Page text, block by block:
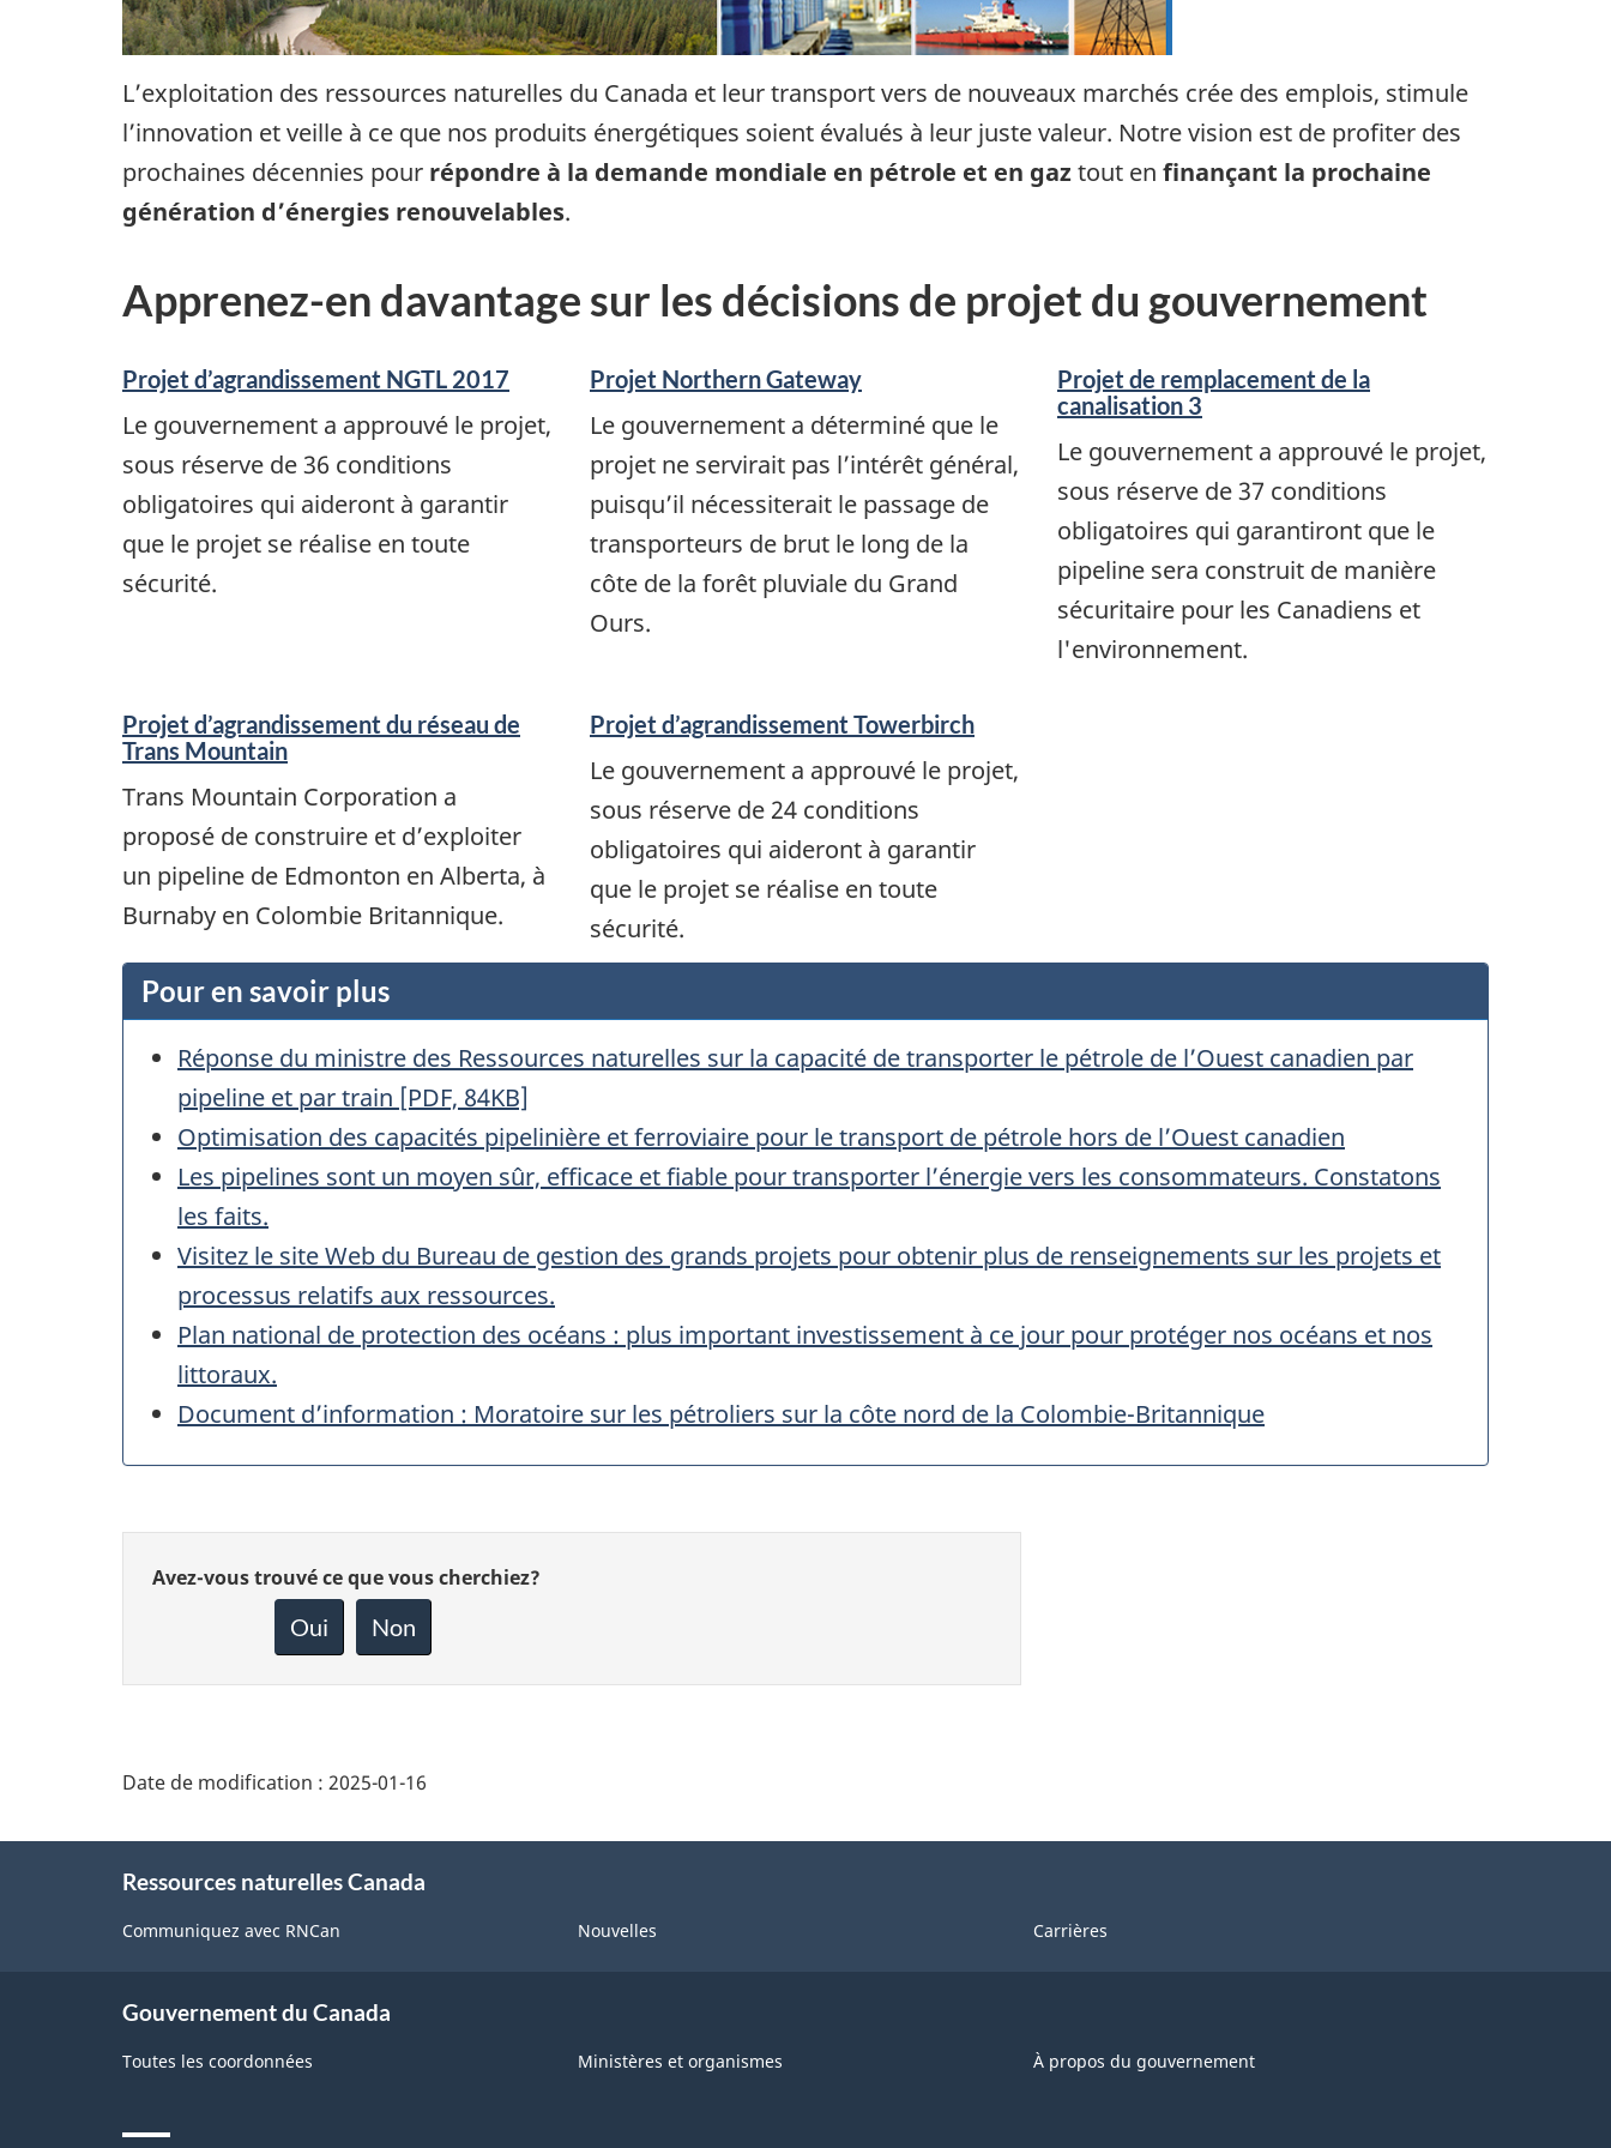
L’exploitation des ressources naturelles du Canada et leur transport vers de nouveaux marchés crée des emplois, stimule
l’innovation et veille à ce que nos produits énergétiques soient évalués à leur juste valeur. Notre vision est de profiter des
prochaines décennies pour répondre à la demande mondiale en pétrole et en gaztout en finançant la prochaine
génération d’énergies renouvelables.
Apprenez-en davantage sur les décisions de projet du gouvernement
Projet d’agrandissement NGTL 2017
Le gouvernement a approuvé le projet,
sous réserve de 36 conditions
obligatoires qui aideront à garantir
que le projet se réalise en toute
sécurité.
Projet Northern Gateway
Le gouvernement a déterminé que le
projet ne servirait pas l’intérêt général,
puisqu’il nécessiterait le passage de
transporteurs de brut le long de la
côte de la forêt pluviale du Grand
Ours.
Projet de remplacement de la
canalisation 3
Le gouvernement a approuvé le projet,
sous réserve de 37 conditions
obligatoires qui garantiront que le
pipeline sera construit de manière
sécuritaire pour les Canadiens et
l'environnement.
Projet d’agrandissement du réseau de
Trans Mountain
Trans Mountain Corporation a
proposé de construire et d’exploiter
un pipeline de Edmonton en Alberta, à
Burnaby en Colombie Britannique.
Projet d’agrandissement Towerbirch
Le gouvernement a approuvé le projet,
sous réserve de 24 conditions
obligatoires qui aideront à garantir
que le projet se réalise en toute
sécurité.
Pour en savoir plus
Réponse du ministre des Ressources naturelles sur la capacité de transporter le pétrole de l’Ouest canadien par
pipeline et par train [PDF, 84KB]
Optimisation des capacités pipelinière et ferroviaire pour le transport de pétrole hors de l’Ouest canadien
Les pipelines sont un moyen sûr, efficace et fiable pour transporter l’énergie vers les consommateurs. Constatons
les faits.
Visitez le site Web du Bureau de gestion des grands projets pour obtenir plus de renseignements sur les projets et
processus relatifs aux ressources.
Plan national de protection des océans : plus important investissement à ce jour pour protéger nos océans et nos
littoraux.
Document d’information : Moratoire sur les pétroliers sur la côte nord de la Colombie-Britannique
Donnez
Avez-vous trouvé ce que vous cherchiez?
Oui Non
Date de modification : 2025-01-16
Ressources naturelles Canada
Communiquez avec RNCan Nouvelles Carrières
Gouvernement du Canada
Toutes les coordonnées Ministères et organismes À propos du gouvernement